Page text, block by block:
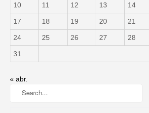
10 11 12 13 14
17 18 19 20 21
24 25 26 27 28
31
« abr.